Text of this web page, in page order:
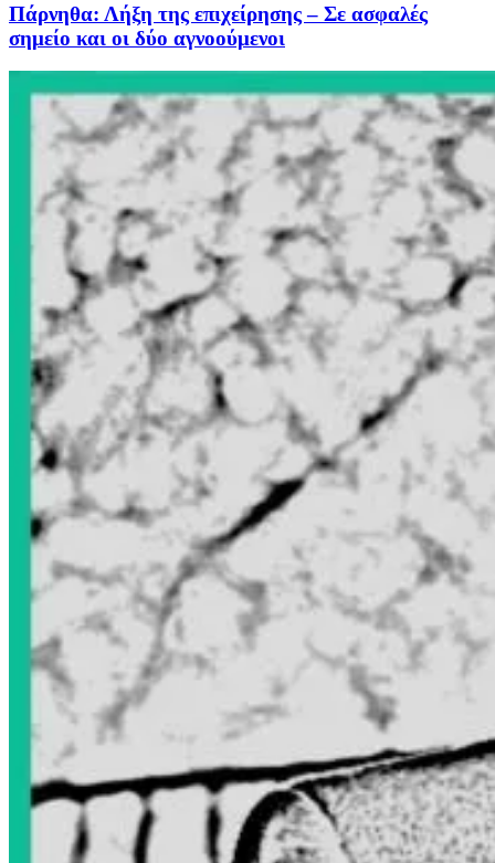
Πάρνηθα: Λήξη της επιχείρησης – Σε ασφαλές
σημείο και οι δύο αγνοούμενοι